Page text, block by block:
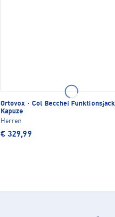
Ortovox · Col Becchei
Kapuze
Herren
€ 329,99